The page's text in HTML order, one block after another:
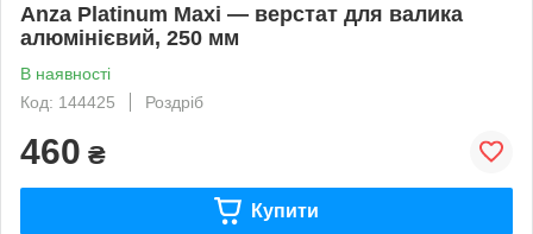
Anza Platinum Maxi — верстат для валика
алюмінієвий, 250 мм
В наявності
Код: 144425
Роздріб
460 ₴
Купити